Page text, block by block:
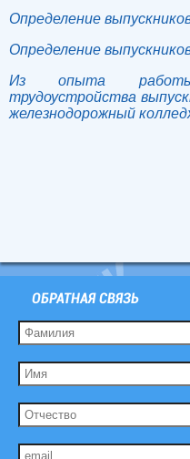
Определение
Определение
Из опыта
трудоустройства
железнодорожный
ОБРАТНАЯ СВЯЗЬ